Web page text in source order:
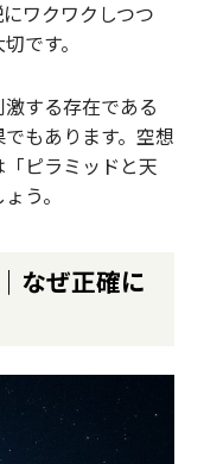
ワクワクしつつ
です。
する存在である
もあります。空想
ピラミッドと天
う。
なぜ正確に